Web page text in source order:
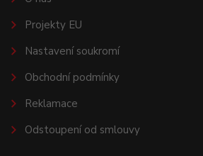
Projekty EU
Nastavení soukromí
Obchodní podmínky
Reklamace
Odstoupení od smlouvy